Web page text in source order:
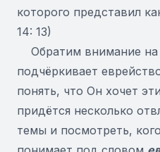
которого представил
14: 13)
Обратим внимание на
подчёркивает
понять, что Он хочет
придётся несколько
темы и посмотреть,